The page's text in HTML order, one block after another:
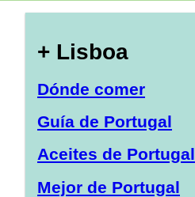
+ Lisboa
Dónde comer
Guía de Portugal
Aceites de Portugal
Mejor de Portugal